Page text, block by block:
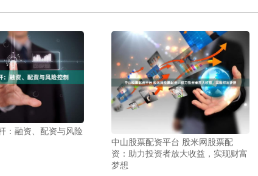
：融资、配资与风险
中山股票配资平台 股米网股票配
资：助力投资者放大收益，实现财富
梦想